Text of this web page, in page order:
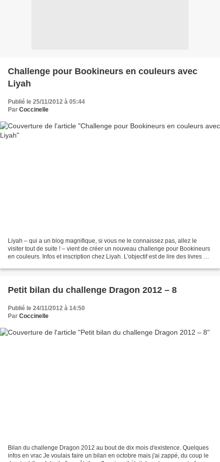
Challenge pour Bookineurs en couleurs avec
Liyah
Publié le 25/11/2012 à 05:44
Par Coccinelle
Liyah – qui a un blog magnifique, si vous ne le connaissez pas, allez le
visiter tout de suite ! – vient de créer un nouveau challenge pour Bookineurs
en couleurs. Infos et inscription chez Liyah. L'objectif est de lire des livres de
Petit bilan du challenge Dragon 2012 – 8
Publié le 24/11/2012 à 14:50
Par Coccinelle
Bilan du challenge Dragon 2012 au bout de dix mois d'existence. Quelques
infos en vrac Je voulais faire un bilan en octobre mais j'ai zappé, du coup le